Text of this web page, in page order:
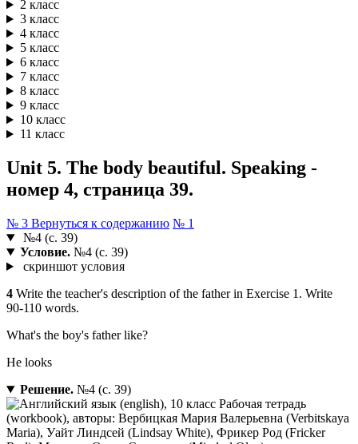
2 класс
3 класс
4 класс
5 класс
6 класс
7 класс
8 класс
9 класс
10 класс
11 класс
Unit 5. The body beautiful. Speaking -
номер 4, страница 39.
№ 3 Вернуться к содержанию № 1
№4 (с. 39)
Условие.№4 (с. 39)
скриншот условия
4 Write the teacher's description of the father in Exercise 1. Write
90-110 words.
What's the boy's father like?
He looks
Решение.№4 (с. 39)